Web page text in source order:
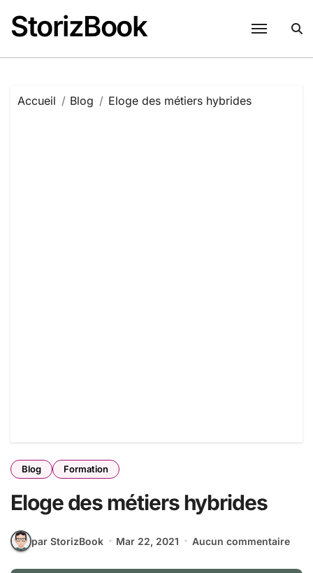
contenu
StorizBook
Accueil Blog Eloge des métiers hybrides
Blog Formation
Eloge des métiers hybrides
par StorizBook Mar 22, 2021 Aucun commentaire